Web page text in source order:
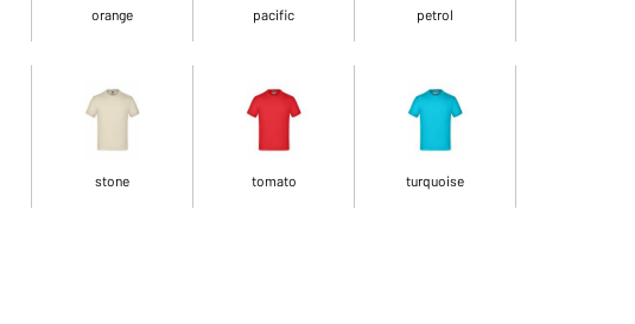
orange pacific petrol
stone tomato turquoise